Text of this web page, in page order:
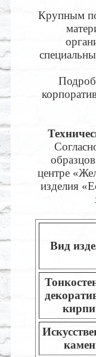
Крупным
центре
изделия
Вид